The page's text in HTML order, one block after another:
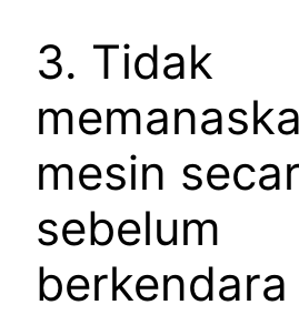
3. Tidak
mesin
sebelum
berkendara